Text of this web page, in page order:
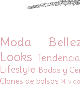
Moda
Looks
Lifestyle Bodas y
Clones de bolsos Mi